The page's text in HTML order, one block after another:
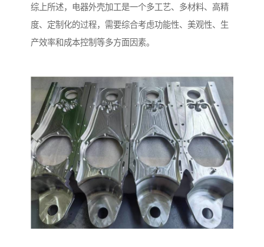
综上所述，电器外壳加工是一个多工艺、多材料、高精
度、定制化的过程，需要综合考虑功能性、美观性、生
产效率和成本控制等多方面因素。